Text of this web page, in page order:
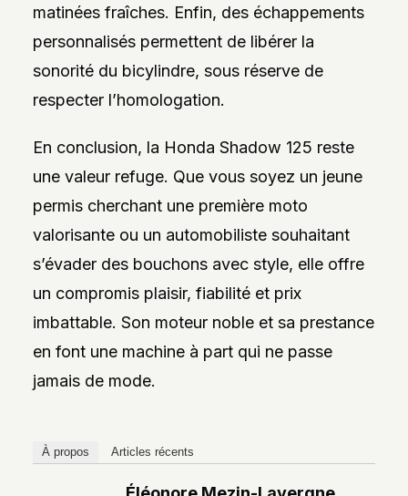
matinées fraîches. Enfin, des échappements
personnalisés permettent de libérer la
sonorité du bicylindre, sous réserve de
respecter l’homologation.
En conclusion, la Honda Shadow 125 reste
une valeur refuge. Que vous soyez un jeune
permis cherchant une première moto
valorisante ou un automobiliste souhaitant
s’évader des bouchons avec style, elle offre
un compromis plaisir, fiabilité et prix
imbattable. Son moteur noble et sa prestance
en font une machine à part qui ne passe
jamais de mode.
À propos Articles récents